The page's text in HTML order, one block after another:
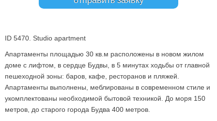
ID 5470. Studio apartment
Апартаменты площадью 30 кв.м расположены в новом жилом
доме с лифтом, в сердце Будвы, в 5 минутах ходьбы от главной
пешеходной зоны: баров, кафе, ресторанов и пляжей.
Апартаменты выполнены, меблированы в современном стиле и
укомплектованы необходимой бытовой техникой. До моря 150
метров, до старого города Будва 400 метров.